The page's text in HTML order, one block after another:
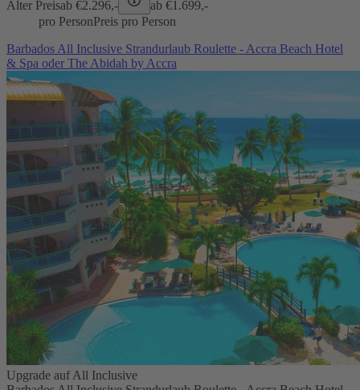
Alter Preisab €2.296,- ab €1.699,-
pro PersonPreis pro Person
Barbados All Inclusive Strandurlaub Roulette - Accra Beach Hotel
& Spa oder The Abidah by Accra
Upgrade auf All Inclusive